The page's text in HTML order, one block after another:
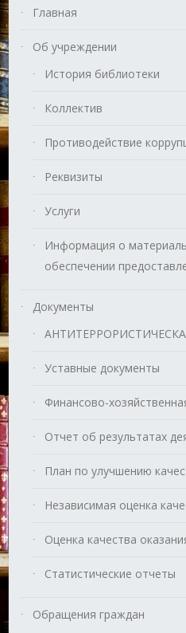
Главная
Об учреждении
История библиотеки
Коллектив
Противодействие
Реквизиты
Услуги
Информация о
обеспечении
Документы
Уставные документы
Финансово-
Отчет об результатах
План по улучшению
Независимая оценка
Оценка качества
Статистические отчеты
Обращения граждан